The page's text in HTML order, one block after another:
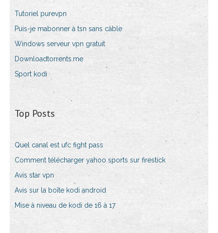
Tutoriel purevpn
Puis-je mabonner à tsn sans câble
Windows serveur vpn gratuit
Downloadtorrents.me
Sport kodi
Top Posts
Quel canal est ufc fight pass
Comment télécharger yahoo sports sur firestick
Avis star vpn
Avis sur la boîte kodi android
Mise à niveau de kodi de 16 à 17